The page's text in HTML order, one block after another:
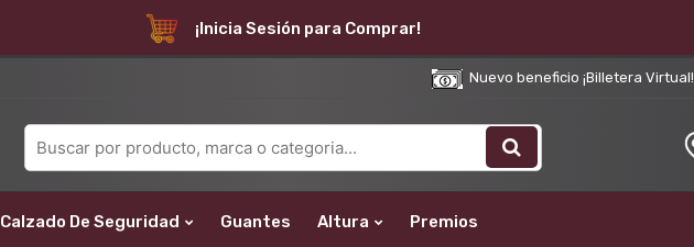
¡Inicia Sesión para Comprar!
Nuevo beneficio ¡Billetera Virtual!
Calzado De Seguridad Guantes Altura Premios